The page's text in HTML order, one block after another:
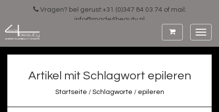
Vragen? bel gerust:+31 (0)347 84 03 74 of mail:
info@made4beauty.nl
Artikel mit Schlagwort epileren
Startseite / Schlagworte / epileren